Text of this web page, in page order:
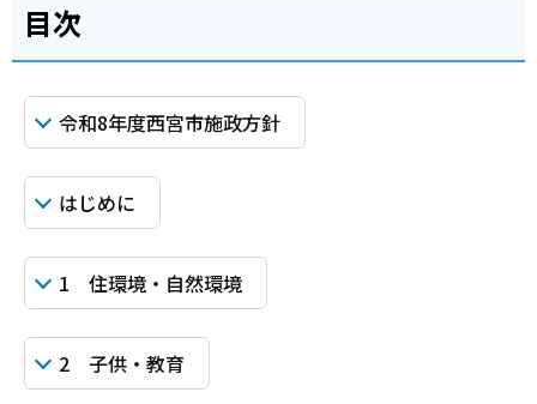
目次
令和8年度西宮市施政方針
はじめに
1 住環境・自然環境
2 子供・教育